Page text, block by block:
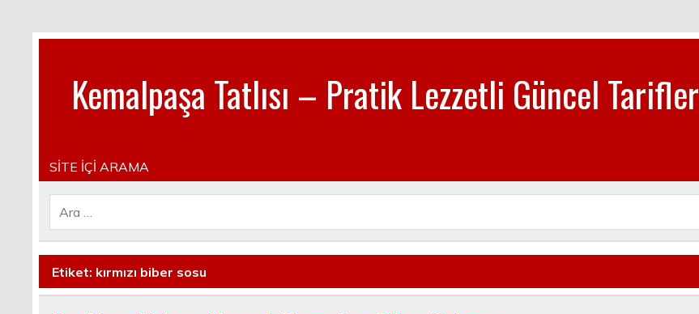
Kemalpaşa Tatlısı – Pratik Lezzetli Güncel Tarifler
SİTE İÇİ ARAMA
Etiket: kırmızı biber sosu